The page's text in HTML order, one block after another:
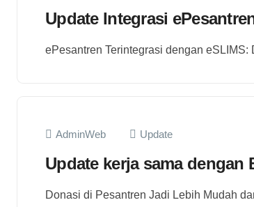
Update Integrasi
ePesantren Terintegrasi dengan
AdminWeb Update
Update kerja sama dengan
Donasi di Pesantren Jadi Lebih Mudah